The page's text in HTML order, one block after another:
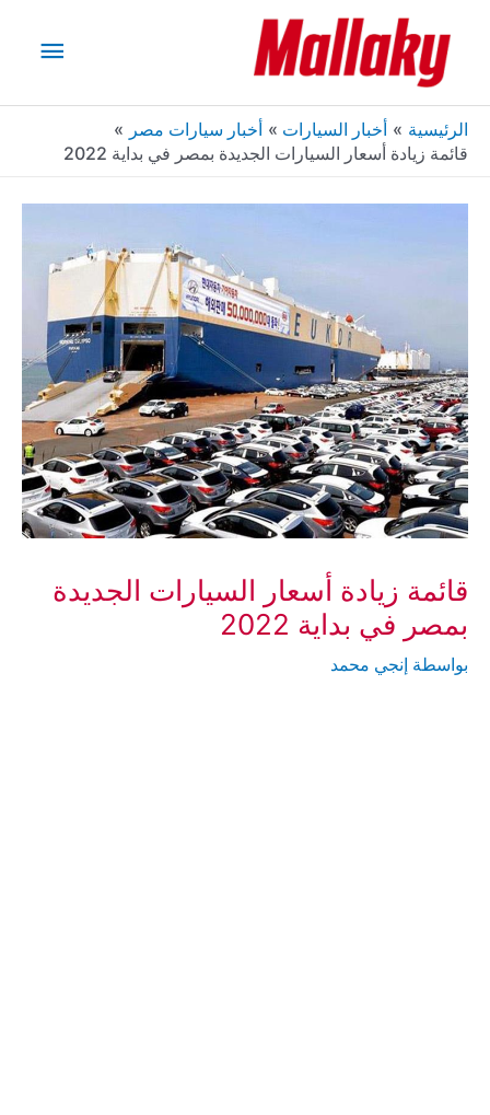
المحتوى
الرئيسية أخبار السيارات
أخبار سيارات مصر
قائمة زيادة أسعار السيارات الجديدة بمصر في بداية 2022
قائمة زيادة أسعار السيارات الجديدة
بمصر في بداية 2022
بواسطة إنجي محمد